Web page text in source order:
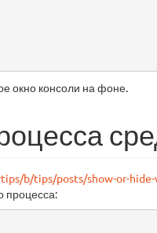
окно консоли на фоне.
b/tips/posts/show-or-
процесса: